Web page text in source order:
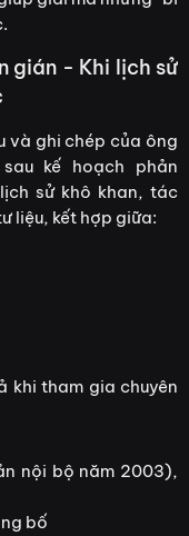
gián - Khi lịch sử
và ghi chép của ông
kế hoạch phản
sử khô khan, tác
liệu, kết hợp giữa:
khi tham gia chuyên
nội bộ năm 2003),
bố